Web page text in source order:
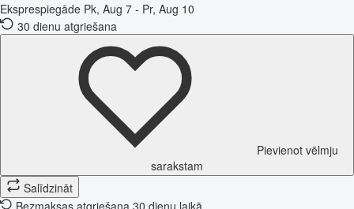
Eksprespiegāde Pk, Aug 7 - Pr, Aug 10
30 dienu atgriešana
Pievienot vēlmju
sarakstam
Salīdzināt